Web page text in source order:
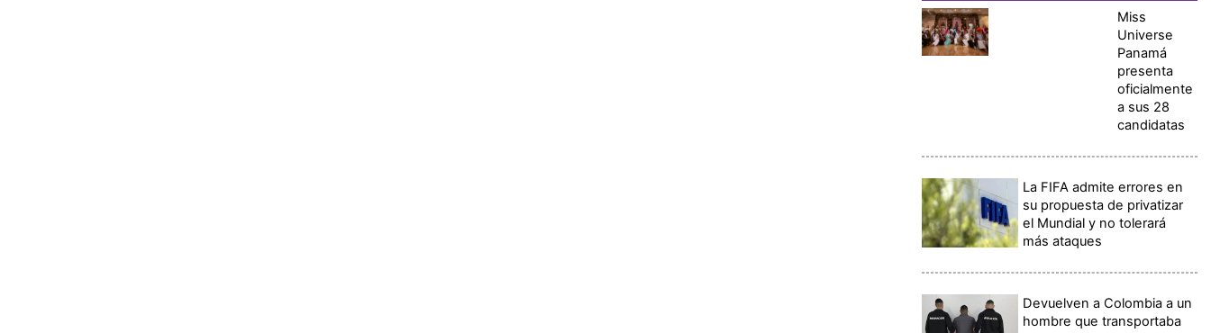
Miss
Universe
Panamá
presenta
oficialmente
a sus 28
candidatas
La FIFA admite errores en
su propuesta de privatizar
el Mundial y no tolerará
más ataques
Devuelven a Colombia a un
hombre que transportaba